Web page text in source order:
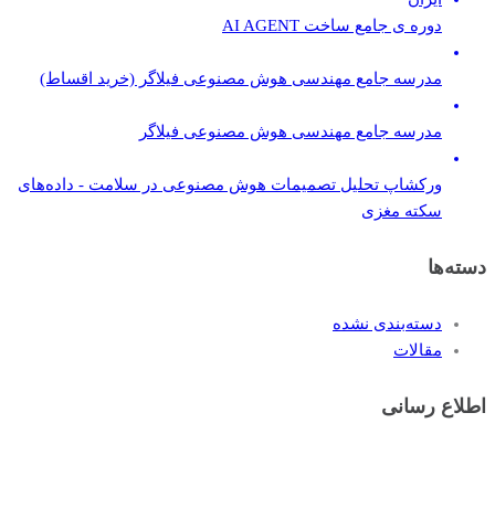
دوره ی جامع ساخت AI AGENT
مدرسه جامع مهندسی هوش مصنوعی فیلاگر (خرید اقساط)
مدرسه جامع مهندسی هوش مصنوعی فیلاگر
ورکشاپ تحلیل تصمیمات هوش مصنوعی در سلامت - داده‌های
سکته مغزی
دسته‌ها
دسته‌بندی نشده
مقالات
اطلاع رسانی